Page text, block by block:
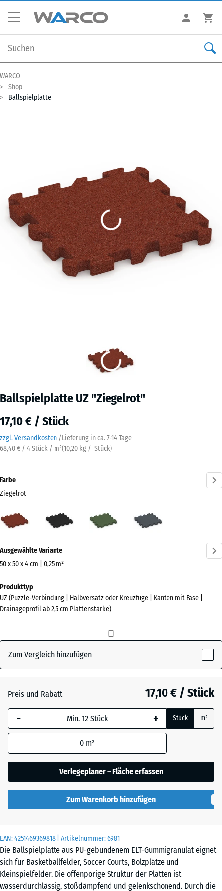
WARCO
Shop
Ballspielplatte
Ballspielplatte UZ "Ziegelrot"
17,10 € / Stück
zzgl. Versandkosten /Lieferung in ca. 7-14 Tage
68,40 € / 4 Stück / m²(10,20 kg / Stück)
EAN:4251469369818 | Artikelnummer:6981
Die Ballspielplatte aus PU-gebundenem ELT-Gummigranulat eignet
sich für Basketballfelder, Soccer Courts, Bolzplätze und
Kleinspielfelder. Die offenporige Struktur der Platten ist
wasserdurchlässig, stoßdämpfend und gelenkschonend. Durch die
Farbe
Ziegelrot
(active)
Informationen
zu
Farben?
Farbpalette
Ziegelrot(active)
+ 0,60 €
Schiefergrau
Ausgewählte Variante
50 x 50 x 4 cm | 0,25 m²
Abmessungen
für
den
x
540
Die gewählte, blau
umrandete
Abmessung wird
Produktdaten nicht
anders angegeben)
für die
Bedarfsberechnung
x
50
x 4
cm
|
Produkttyp
UZ (Puzzle-Verbindung | Halbversatz oder Kreuzfuge | Kanten mit Fase |
Drainageprofil ab 2,5 cm Plattenstärke)
Zum Vergleich hinzufügen
Preis und Rabatt 17,10 € / Stück
- + Stück m²
0 m²
Verlegeplaner – Fläche erfassen
Zum Warenkorb hinzufügen